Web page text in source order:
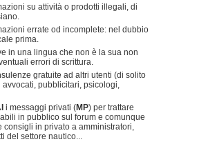
su attività o prodotti illegali, di
errate od incomplete: nel dubbio
prima.
in una lingua che non è la sua non
errori di scrittura.
gratuite ad altri utenti (di solito
avvocati, pubblicitari, psicologi,
i messaggi privati (MP) per trattare
in pubblico sul forum e comunque
consigli in privato a amministratori,
del settore nautico...